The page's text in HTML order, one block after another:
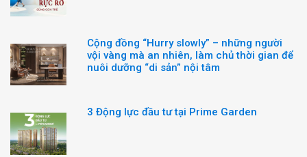
Cộng đồng “Hurry slowly” – những người
vội vàng mà an nhiên, làm chủ thời gian để
nuôi dưỡng “di sản” nội tâm
3 Động lực đầu tư tại Prime Garden